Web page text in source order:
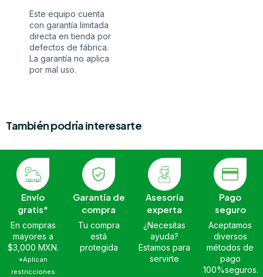
Este equipo cuenta
con garantía limitada
directa en tienda por
defectos de fábrica.
La garantía no aplica
por mal uso.
También podría interesarte
Envío
gratis*
En compras
mayores a
$3,000 MXN.
*Aplican
restricciones
Garantía de
compra
Tu compra
está
protegida
Asesoría
experta
¿Necesitas
ayuda?
Estamos para
servirte
Pago
seguro
Aceptamos
diversos
métodos de
pago
100%seguros.